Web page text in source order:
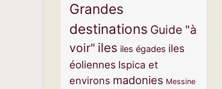
Grandes
destinations Guide "à
voir" iles iles égades iles
éoliennes Ispica et
environs madonies Messine